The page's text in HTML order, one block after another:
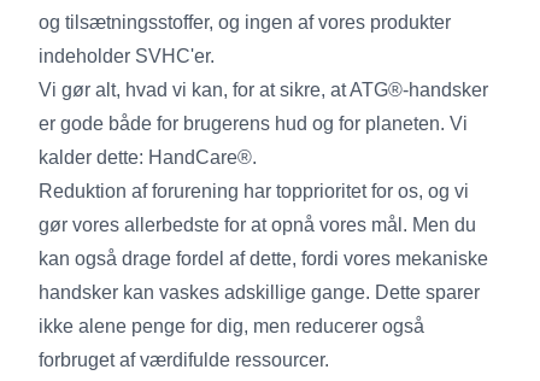
og tilsætningsstoffer, og ingen af vores produkter
indeholder SVHC'er.
Vi gør alt, hvad vi kan, for at sikre, at ATG®-handsker
er gode både for brugerens hud og for planeten. Vi
kalder dette: HandCare®.
Reduktion af forurening har topprioritet for os, og vi
gør vores allerbedste for at opnå vores mål. Men du
kan også drage fordel af dette, fordi vores mekaniske
handsker kan vaskes adskillige gange. Dette sparer
ikke alene penge for dig, men reducerer også
forbruget af værdifulde ressourcer.